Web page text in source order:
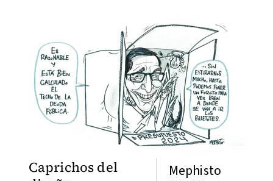
Caprichos del
Mephisto